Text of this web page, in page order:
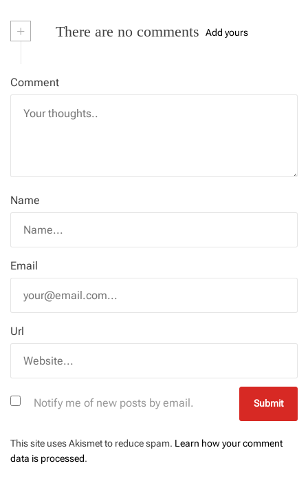
+ There are no comments Add yours
Comment
Name
Email
Url
Notify me of new posts by email.
This site uses Akismet to reduce spam. Learn how your comment
data is processed.